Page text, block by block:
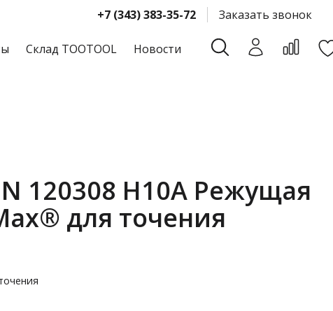
+7 (343) 383-35-72 Заказать звонок
Склад TOOTOOL Новости
120308 H10A Режущая
для точения